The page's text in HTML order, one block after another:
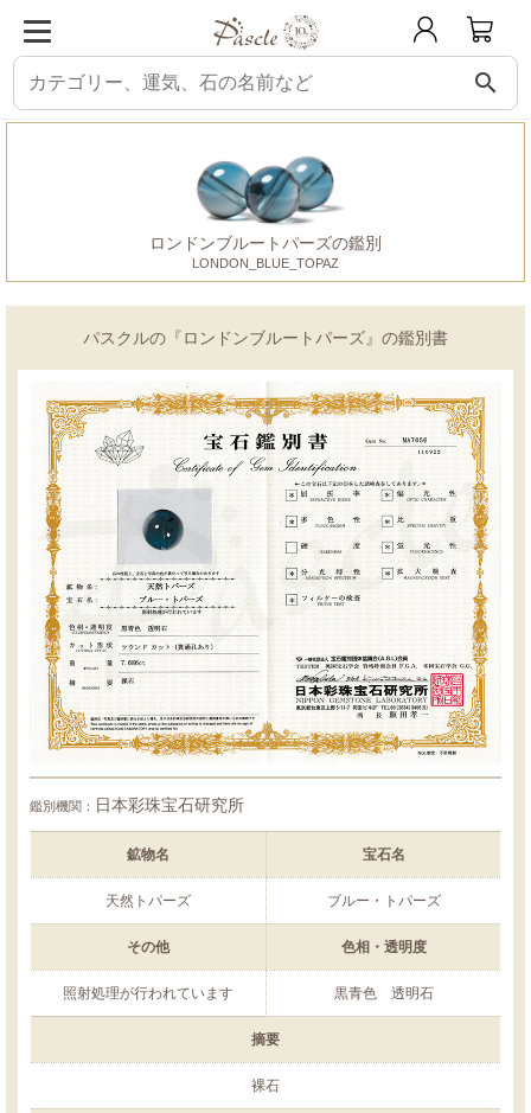
search
パスクル 鑑別書 ロンドンブルートパーズ
ロンドンブルートパーズの鑑別
LONDON_BLUE_TOPAZ
パスクルの『ロンドンブルートパーズ』の鑑別書
鑑別機関： 日本彩珠宝石研究所
鉱物名 宝石名
天然トパーズ ブルー・トパーズ
その他 色相・透明度
照射処理が行われています 黒青色 透明石
摘要
裸石